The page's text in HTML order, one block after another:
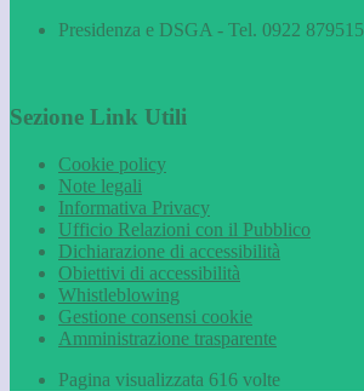
Presidenza e DSGA - Tel. 0922 879515
Sezione Link Utili
Cookie policy
Note legali
Informativa Privacy
Ufficio Relazioni con il Pubblico
Dichiarazione di accessibilità
Obiettivi di accessibilità
Whistleblowing
Gestione consensi cookie
Amministrazione trasparente
Pagina visualizzata 616 volte